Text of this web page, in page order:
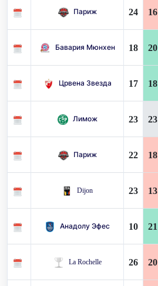
Париж 24 16
Бавария Мюнхен 18 20
Црвена Звезда 17 18
Лимож 23 23
Париж 22 18
Dijon 23 13
Анадолу Эфес 10 21
La Rochelle 26 20